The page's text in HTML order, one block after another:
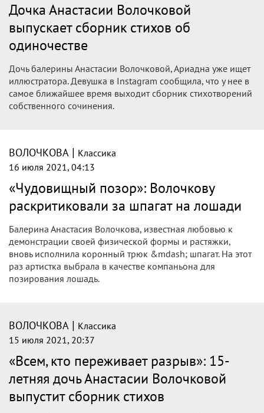
Дочка Анастасии Волочковой
выпускает сборник стихов об
одиночестве
Дочь балерины Анастасии Волочковой, Ариадна уже ищет
иллюстратора. Девушка в Instagram сообщила, что у нее в
самое ближайшее время выходит сборник стихотворений
собственного сочинения.
ВОЛОЧКОВА | Классика
16 июля 2021, 04:13
«Чудовищный позор»: Волочкову
раскритиковали за шпагат на лошади
Балерина Анастасия Волочкова, известная любовью к
демонстрации своей физической формы и растяжки,
вновь исполнила коронный трюк &mdash; шпагат. На этот
раз артистка выбрала в качестве компаньона для
позирования лошадь.
ВОЛОЧКОВА | Классика
15 июля 2021, 20:37
«Всем, кто переживает разрыв»: 15-
летняя дочь Анастасии Волочковой
выпустит сборник стихов